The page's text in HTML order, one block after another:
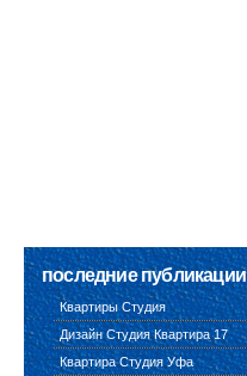
последние публикации
Квартиры Студия
Дизайн Студия Квартира 17
Квартира Студия Уфа